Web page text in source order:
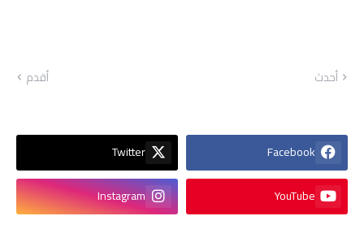
أحدث أقدم
Facebook
Twitter
YouTube
Instagram